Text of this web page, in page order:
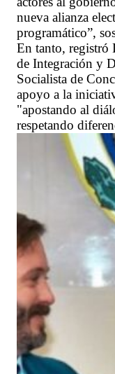
nueva alianza
programático”,
En tanto,
de Integración y
Socialista de
apoyo a la
"apostando al
respetando